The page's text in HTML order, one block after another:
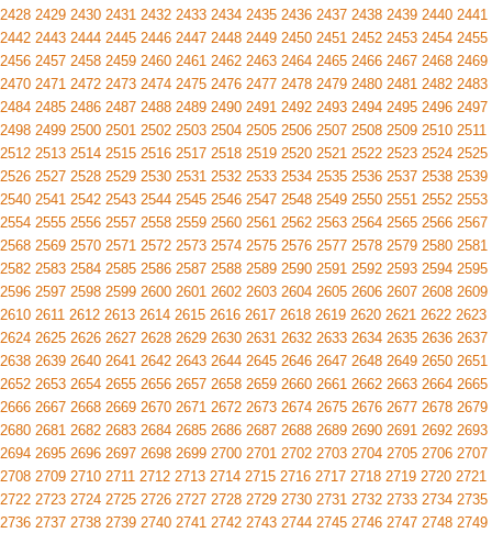
2428 2429 2430 2431 2432 2433 2434 2435 2436 2437 2438 2439 2440 2441
2442 2443 2444 2445 2446 2447 2448 2449 2450 2451 2452 2453 2454 2455
2456 2457 2458 2459 2460 2461 2462 2463 2464 2465 2466 2467 2468 2469
2470 2471 2472 2473 2474 2475 2476 2477 2478 2479 2480 2481 2482 2483
2484 2485 2486 2487 2488 2489 2490 2491 2492 2493 2494 2495 2496 2497
2498 2499 2500 2501 2502 2503 2504 2505 2506 2507 2508 2509 2510 2511
2512 2513 2514 2515 2516 2517 2518 2519 2520 2521 2522 2523 2524 2525
2526 2527 2528 2529 2530 2531 2532 2533 2534 2535 2536 2537 2538 2539
2540 2541 2542 2543 2544 2545 2546 2547 2548 2549 2550 2551 2552 2553
2554 2555 2556 2557 2558 2559 2560 2561 2562 2563 2564 2565 2566 2567
2568 2569 2570 2571 2572 2573 2574 2575 2576 2577 2578 2579 2580 2581
2582 2583 2584 2585 2586 2587 2588 2589 2590 2591 2592 2593 2594 2595
2596 2597 2598 2599 2600 2601 2602 2603 2604 2605 2606 2607 2608 2609
2610 2611 2612 2613 2614 2615 2616 2617 2618 2619 2620 2621 2622 2623
2624 2625 2626 2627 2628 2629 2630 2631 2632 2633 2634 2635 2636 2637
2638 2639 2640 2641 2642 2643 2644 2645 2646 2647 2648 2649 2650 2651
2652 2653 2654 2655 2656 2657 2658 2659 2660 2661 2662 2663 2664 2665
2666 2667 2668 2669 2670 2671 2672 2673 2674 2675 2676 2677 2678 2679
2680 2681 2682 2683 2684 2685 2686 2687 2688 2689 2690 2691 2692 2693
2694 2695 2696 2697 2698 2699 2700 2701 2702 2703 2704 2705 2706 2707
2708 2709 2710 2711 2712 2713 2714 2715 2716 2717 2718 2719 2720 2721
2722 2723 2724 2725 2726 2727 2728 2729 2730 2731 2732 2733 2734 2735
2736 2737 2738 2739 2740 2741 2742 2743 2744 2745 2746 2747 2748 2749